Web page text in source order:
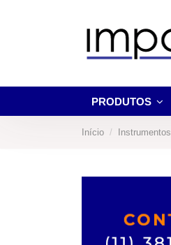
PRODUTOS
Início Instrumentos